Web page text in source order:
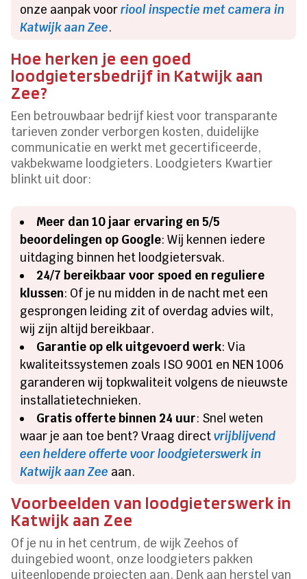
onze aanpak voorriool inspectie met camera in
Katwijk aan Zee.
Hoe herken je een goed
loodgietersbedrijf in Katwijk aan
Zee?
Een betrouwbaar bedrijf kiest voor transparante
tarieven zonder verborgen kosten, duidelijke
communicatie en werkt met gecertificeerde,
vakbekwame loodgieters. Loodgieters Kwartier
blinkt uit door:
Meer dan 10 jaar ervaring en 5/5
beoordelingen op Google: Wij kennen iedere
uitdaging binnen het loodgietersvak.
24/7 bereikbaar voor spoed en reguliere
klussen: Of je nu midden in de nacht met een
gesprongen leiding zit of overdag advies wilt,
wij zijn altijd bereikbaar.
Garantie op elk uitgevoerd werk: Via
kwaliteitssystemen zoals ISO 9001 en NEN 1006
garanderen wij topkwaliteit volgens de nieuwste
installatietechnieken.
Gratis offerte binnen 24 uur: Snel weten
waar je aan toe bent? Vraag directvrijblijvend
een heldere offerte voor loodgieterswerk in
Katwijk aan Zee aan.
Voorbeelden van loodgieterswerk in
Katwijk aan Zee
Of je nu in het centrum, de wijk Zeehos of
duingebied woont, onze loodgieters pakken
uiteenlopende projecten aan. Denk aan herstel van